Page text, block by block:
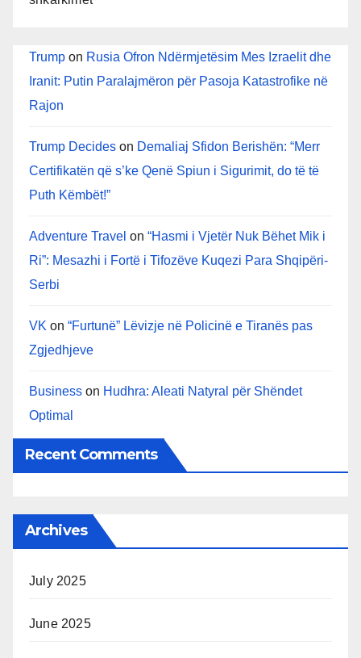
Trump on Rusia Ofron Ndërmjetësim Mes Izraelit dhe
Iranit: Putin Paralajmëron për Pasoja Katastrofike në
Rajon
Trump Decides on Demaliaj Sfidon Berishën: “Merr
Certifikatën që s’ke Qenë Spiun i Sigurimit, do të të
Puth Këmbët!”
Adventure Travel on “Hasmi i Vjetër Nuk Bëhet Mik i
Ri”: Mesazhi i Fortë i Tifozëve Kuqezi Para Shqipëri-
Serbi
VK on “Furtunë” Lëvizje në Policinë e Tiranës pas
Zgjedhjeve
Business on Hudhra: Aleati Natyral për Shëndet
Optimal
Recent Comments
Archives
July 2025
June 2025